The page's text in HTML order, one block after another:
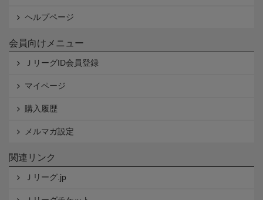
ヘルプページ
会員向けメニュー
ＪリーグID会員登録
マイページ
購入履歴
メルマガ設定
関連リンク
Ｊリーグ.jp